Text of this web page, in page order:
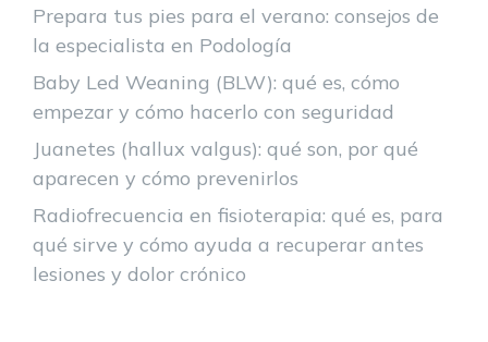
Prepara tus pies para el verano: consejos de
la especialista en Podología
Baby Led Weaning (BLW): qué es, cómo
empezar y cómo hacerlo con seguridad
Juanetes (hallux valgus): qué son, por qué
aparecen y cómo prevenirlos
Radiofrecuencia en fisioterapia: qué es, para
qué sirve y cómo ayuda a recuperar antes
lesiones y dolor crónico